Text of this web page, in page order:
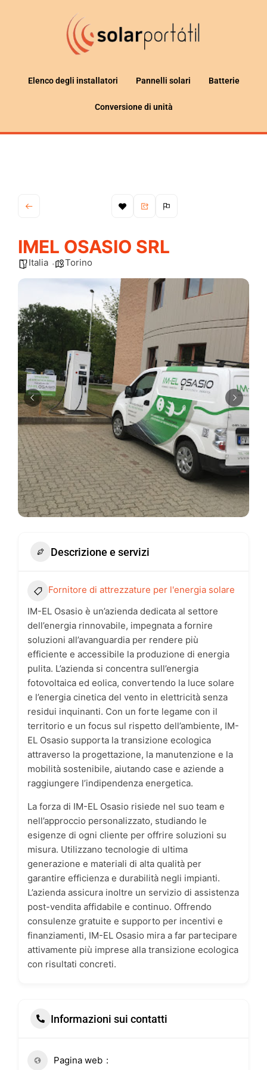
Elenco degli installatori Pannelli solari Batterie
Conversione di unità
IMEL OSASIO SRL
Italia Torino
Descrizione e servizi
Fornitore di attrezzature per l'energia solare
IM-EL Osasio è un’azienda dedicata al settore
dell’energia rinnovabile, impegnata a fornire
soluzioni all’avanguardia per rendere più
efficiente e accessibile la produzione di energia
pulita. L’azienda si concentra sull’energia
fotovoltaica ed eolica, convertendo la luce solare
e l’energia cinetica del vento in elettricità senza
residui inquinanti. Con un forte legame con il
territorio e un focus sul rispetto dell’ambiente, IM-
EL Osasio supporta la transizione ecologica
attraverso la progettazione, la manutenzione e la
mobilità sostenibile, aiutando case e aziende a
raggiungere l’indipendenza energetica.
La forza di IM-EL Osasio risiede nel suo team e
nell’approccio personalizzato, studiando le
esigenze di ogni cliente per offrire soluzioni su
misura. Utilizzano tecnologie di ultima
generazione e materiali di alta qualità per
garantire efficienza e durabilità negli impianti.
L’azienda assicura inoltre un servizio di assistenza
post-vendita affidabile e continuo. Offrendo
consulenze gratuite e supporto per incentivi e
finanziamenti, IM-EL Osasio mira a far partecipare
attivamente più imprese alla transizione ecologica
con risultati concreti.
Informazioni sui contatti
Pagina web